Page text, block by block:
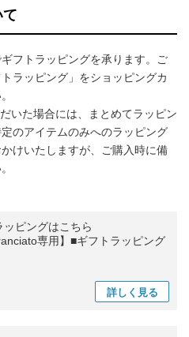
フトラッピングを承ります。ご
ラッピング」をショッピングカ
いた場合には、まとめてラッピン
のアイテムのみへのラッピング
けいたしますが、ご購入時に備
ピングはこちら
専用】■ギフトラッピング
詳しく 見る